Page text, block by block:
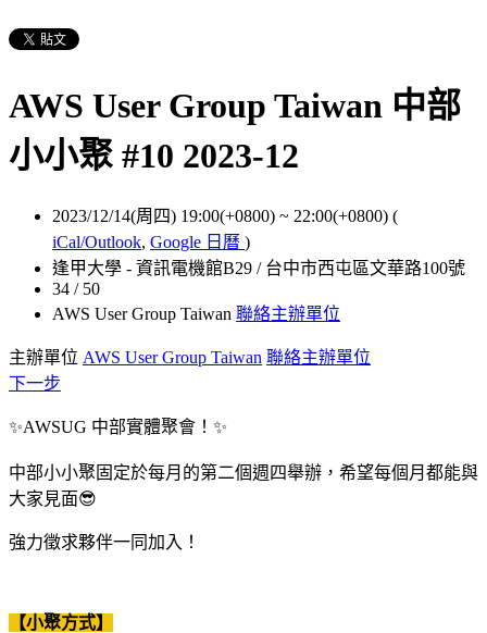
AWS User Group Taiwan 中部
小小聚 #10 2023-12
2023/12/14(周四) 19:00(+0800) ~ 22:00(+0800) (
iCal/Outlook, Google 日曆 )
逢甲大學 - 資訊電機館B29 / 台中市西屯區文華路100號
34 / 50
AWS User Group Taiwan 聯絡主辦單位
主辦單位 AWS User Group Taiwan 聯絡主辦單位
下一步
✨AWSUG 中部實體聚會！✨
中部小小聚固定於每月的第二個週四舉辦，希望每個月都能與
大家見面😎
強力徵求夥伴一同加入！
【小聚方式】